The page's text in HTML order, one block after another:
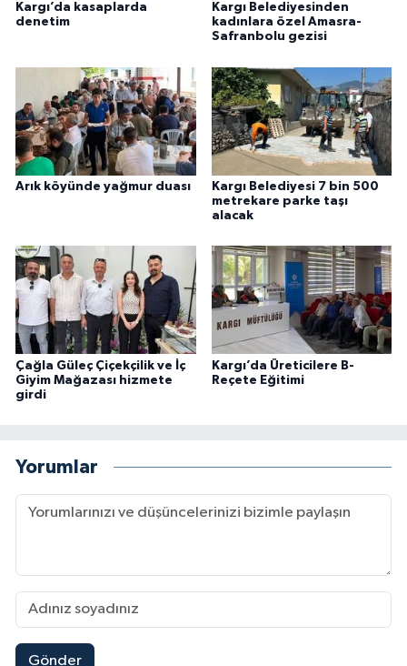
Kargı’da kasaplarda
denetim
Kargı Belediyesinden
kadınlara özel Amasra-
Safranbolu gezisi
Arık köyünde yağmur duası
Kargı Belediyesi 7 bin 500
metrekare parke taşı
alacak
Çağla Güleç Çiçekçilik ve İç
Giyim Mağazası hizmete
girdi
Kargı’da Üreticilere B-
Reçete Eğitimi
Yorumlar
Gönder